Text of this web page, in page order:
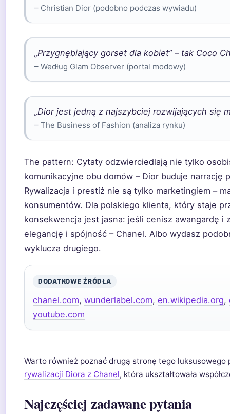
– Christian Dior (podobno podczas wywiadu)
„Przygnębiający gorset dla kobiet” – tak Coco
– Według Glam Observer (portal modowy)
„Dior jest jedną z najszybciej rozwijających się
– The Business of Fashion (analiza rynku)
The pattern: Cytaty odzwierciedlają nie tylko
komunikacyjne obu domów – Dior buduje
Rywalizacja i prestiż nie są tylko marketingiem –
konsumentów. Dla polskiego klienta, który staje
konsekwencja jest jasna: jeśli cenisz awangardę i
elegancję i spójność – Chanel. Albo wydasz
wyklucza drugiego.
DODATKOWE ŹRÓDŁA
chanel.com, wunderlabel.com, en.wikipedia.org,
youtube.com
Warto również poznać drugą stronę tego luksusowego
rywalizacji Diora z Chanel, która ukształtowała
Najczęściej zadawane pytania